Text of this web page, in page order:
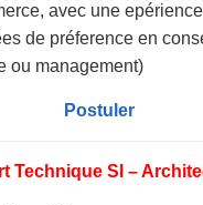
avec une epérience
de préference en
ou management)
Postuler
Technique SI –